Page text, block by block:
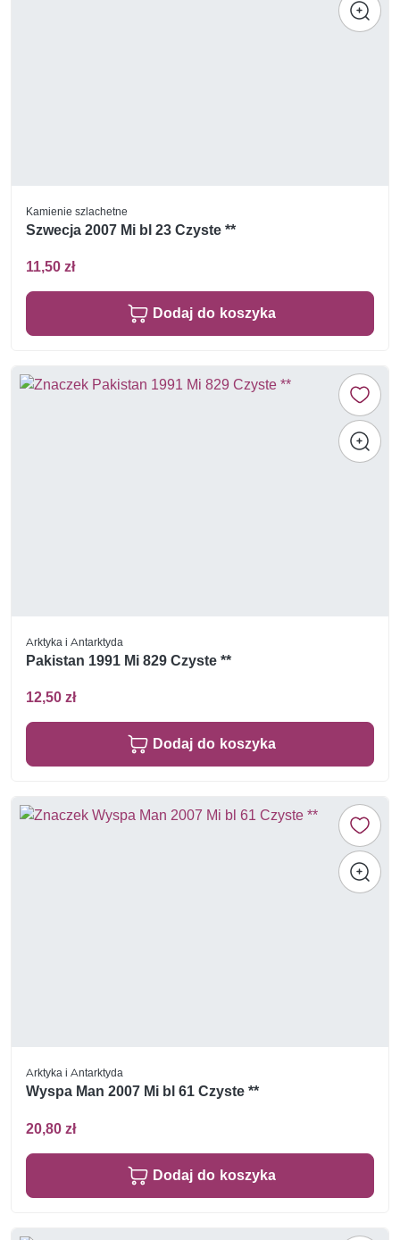
Kamienie szlachetne
Szwecja 2007 Mi bl 23 Czyste **
11,50 zł
Dodaj do koszyka
Arktyka i Antarktyda
Pakistan 1991 Mi 829 Czyste **
12,50 zł
Dodaj do koszyka
Arktyka i Antarktyda
Wyspa Man 2007 Mi bl 61 Czyste **
20,80 zł
Dodaj do koszyka